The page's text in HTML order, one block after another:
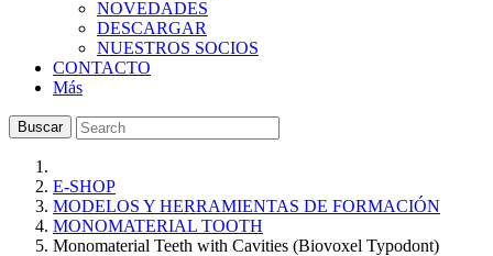
NOVEDADES
DESCARGAR
NUESTROS SOCIOS
CONTACTO
Más
Buscar
E-SHOP
MODELOS Y HERRAMIENTAS DE FORMACIÓN
MONOMATERIAL TOOTH
Monomaterial Teeth with Cavities (Biovoxel Typodont)